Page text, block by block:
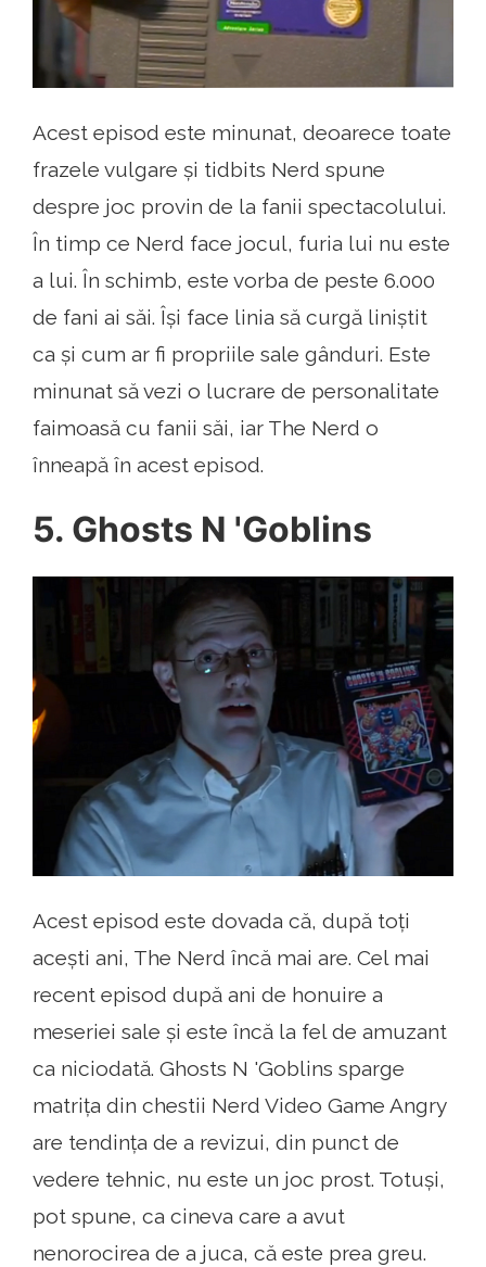
Acest episod este minunat, deoarece toate
frazele vulgare și tidbits Nerd spune
despre joc provin de la fanii spectacolului.
În timp ce Nerd face jocul, furia lui nu este
a lui. În schimb, este vorba de peste 6.000
de fani ai săi. Își face linia să curgă liniștit
ca și cum ar fi propriile sale gânduri. Este
minunat să vezi o lucrare de personalitate
faimoasă cu fanii săi, iar The Nerd o
înneapă în acest episod.
5. Ghosts N 'Goblins
Acest episod este dovada că, după toți
acești ani, The Nerd încă mai are. Cel mai
recent episod după ani de honuire a
meseriei sale și este încă la fel de amuzant
ca niciodată. Ghosts N 'Goblins sparge
matrița din chestii Nerd Video Game Angry
are tendința de a revizui, din punct de
vedere tehnic, nu este un joc prost. Totuși,
pot spune, ca cineva care a avut
nenorocirea de a juca, că este prea greu.